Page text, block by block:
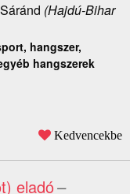
Sáránd (Hajdú-Bihar
hangszer,
hangszerek
Kedvencekbe
eladó–